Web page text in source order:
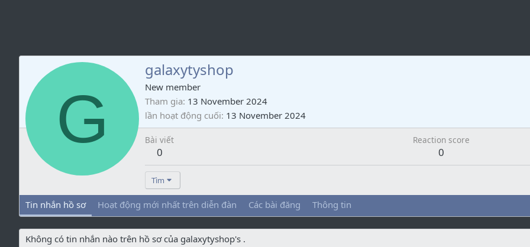
G
galaxytyshop
New member
Tham gia 13 November 2024
lần hoạt động cuối 13 November 2024
Bài viết
0
Reaction score
0
Tìm
Tin nhắn hồ sơ Hoạt động mới nhất trên diễn đàn Các bài đăng Thông tin
Không có tin nhắn nào trên hồ sơ của galaxytyshop's .